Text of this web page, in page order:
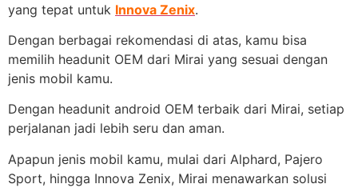
yang tepat untuk Innova Zenix.
Dengan berbagai rekomendasi di atas, kamu bisa
memilih headunit OEM dari Mirai yang sesuai dengan
jenis mobil kamu.
Dengan headunit android OEM terbaik dari Mirai, setiap
perjalanan jadi lebih seru dan aman.
Apapun jenis mobil kamu, mulai dari Alphard, Pajero
Sport, hingga Innova Zenix, Mirai menawarkan solusi